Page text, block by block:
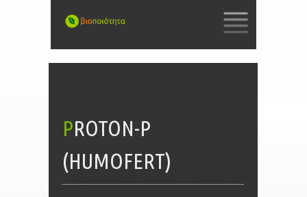
TO
PROTON-P
(HUMOFERT)